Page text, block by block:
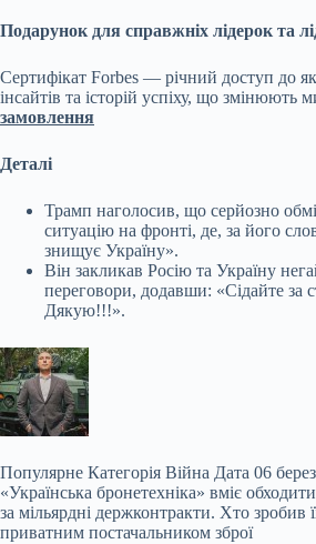
Подарунок для справжніх лідерок та
Сертифікат Forbes — річний доступ до
інсайтів та історій успіху, що змінюють
замовлення
Деталі
Трамп наголосив, що серйозно
ситуацію на фронті, де, за його
знищує Україну».
Він закликав Росію та Україну
переговори, додавши: «Сідайте за
Дякую!!!».
Популярне Категорія Війна Дата 06
«Українська бронетехніка» вміє
за мільярдні держконтракти. Хто зробив
приватним постачальником зброї